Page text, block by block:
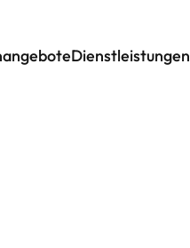
Dienstleistungen